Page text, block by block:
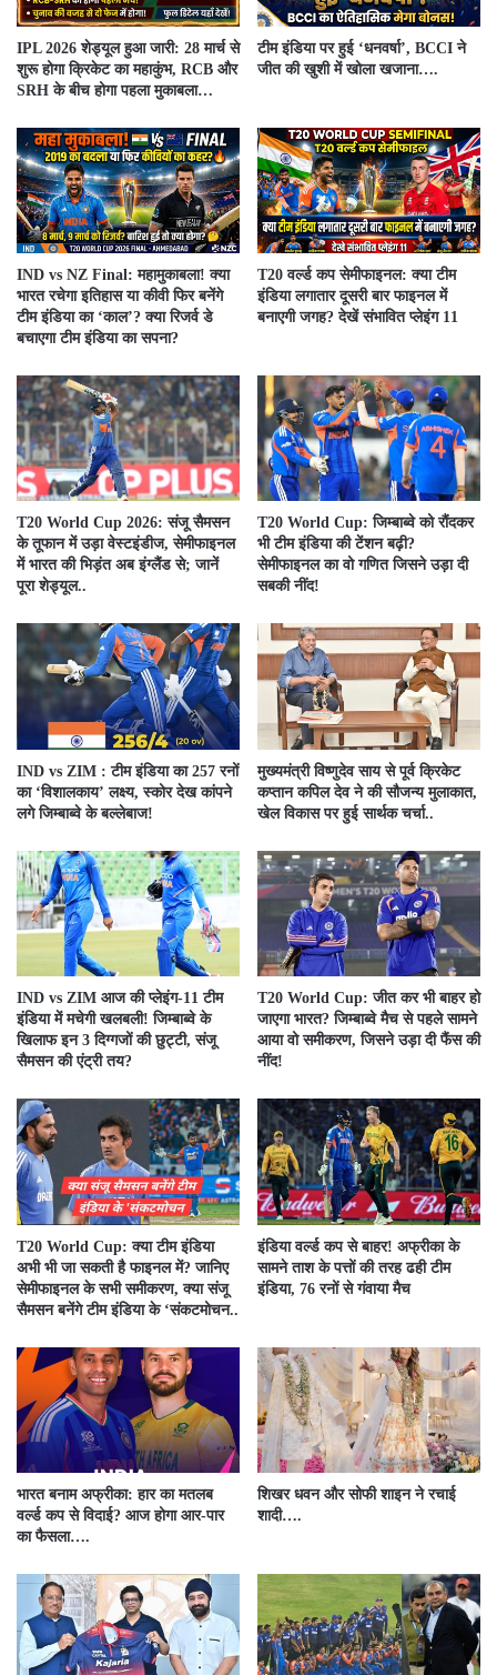
IPL 2026 शेड्यूल हुआ जारी: 28 मार्च से
शुरू होगा क्रिकेट का महाकुंभ, RCB और
SRH के बीच होगा पहला मुकाबला…
टीम इंडिया पर हुई ‘धनवर्षा’, BCCI ने
जीत की खुशी में खोला खजाना….
IND vs NZ Final: महामुकाबला! क्या
भारत रचेगा इतिहास या कीवी फिर बनेंगे
टीम इंडिया का ‘काल’? क्या रिजर्व डे
बचाएगा टीम इंडिया का सपना?
T20 वर्ल्ड कप सेमीफाइनल: क्या टीम
इंडिया लगातार दूसरी बार फाइनल में
बनाएगी जगह? देखें संभावित प्लेइंग 11
T20 World Cup 2026: संजू सैमसन
के तूफान में उड़ा वेस्टइंडीज, सेमीफाइनल
में भारत की भिड़ंत अब इंग्लैंड से; जानें
पूरा शेड्यूल..
​T20 World Cup: जिम्बाब्वे को रौंदकर
भी टीम इंडिया की टेंशन बढ़ी?
सेमीफाइनल का वो गणित जिसने उड़ा दी
सबकी नींद!
IND vs ZIM : टीम इंडिया का 257 रनों
का ‘विशालकाय’ लक्ष्य, स्कोर देख कांपने
लगे जिम्बाब्वे के बल्लेबाज!
मुख्यमंत्री विष्णुदेव साय से पूर्व क्रिकेट
कप्तान कपिल देव ने की सौजन्य मुलाकात,
खेल विकास पर हुई सार्थक चर्चा..
IND vs ZIM आज की प्लेइंग-11 टीम
इंडिया में मचेगी खलबली! जिम्बाब्वे के
खिलाफ इन 3 दिग्गजों की छुट्टी, संजू
सैमसन की एंट्री तय?
T20 World Cup: जीत कर भी बाहर हो
जाएगा भारत? जिम्बाब्वे मैच से पहले सामने
आया वो समीकरण, जिसने उड़ा दी फैंस की
नींद!
T20 World Cup: क्या टीम इंडिया
अभी भी जा सकती है फाइनल में? जानिए
सेमीफाइनल के सभी समीकरण, क्या संजू
सैमसन बनेंगे टीम इंडिया के ‘संकटमोचन..
इंडिया वर्ल्ड कप से बाहर! अफ्रीका के
सामने ताश के पत्तों की तरह ढही टीम
इंडिया, 76 रनों से गंवाया मैच
भारत बनाम अफ्रीका: हार का मतलब
वर्ल्ड कप से विदाई? आज होगा आर-पार
का फैसला….
शिखर धवन और सोफी शाइन ने रचाई
शादी….